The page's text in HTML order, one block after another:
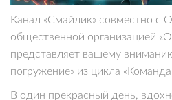
Канал «Смайлик» совместно с
общественной организацией
представляет вашему
погружение» из цикла
В один прекрасный день,